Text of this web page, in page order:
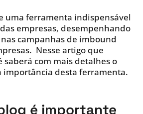
uma ferramenta indispensável
empresas, desempenhando
campanhas de imbound
Nesse artigo que
saberá com mais detalhes o
importância desta ferramenta.
é importante